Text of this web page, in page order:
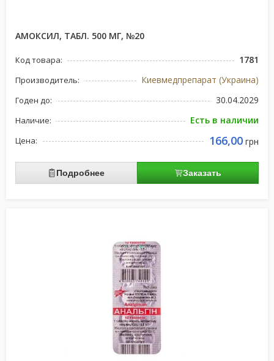
АМОКСИЛ, ТАБЛ. 500 МГ, №20
Код товара: 1781
Производитель: Киевмедпрепарат (Украина)
Годен до: 30.04.2029
Наличие: Есть в наличии
Цена: 166,00 грн
Подробнее Заказать